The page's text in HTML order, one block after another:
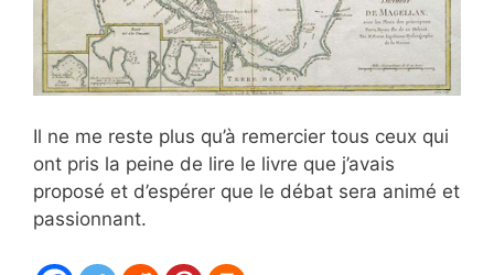
Il ne me reste plus qu’à remercier tous ceux qui
ont pris la peine de lire le livre que j’avais
proposé et d’espérer que le débat sera animé et
passionnant.